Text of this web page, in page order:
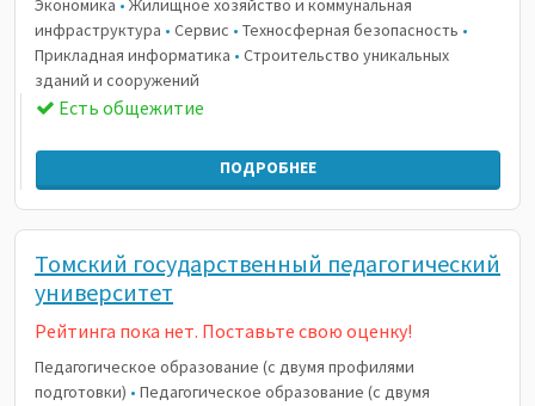
Экономика • Жилищное хозяйство и коммунальная
инфраструктура • Сервис • Техносферная безопасность •
Прикладная информатика • Строительство уникальных
зданий и сооружений
Есть общежитие
ПОДРОБНЕЕ
Томский государственный педагогический
университет
Рейтинга пока нет. Поставьте свою оценку!
Педагогическое образование (с двумя профилями
подготовки) • Педагогическое образование (с двумя